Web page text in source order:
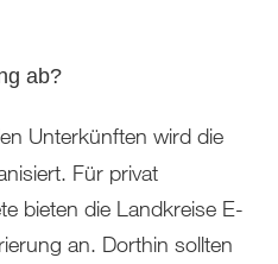
ab?
Unterkünften wird die
Für privat
bieten die Landkreise E-
an. Dorthin sollten